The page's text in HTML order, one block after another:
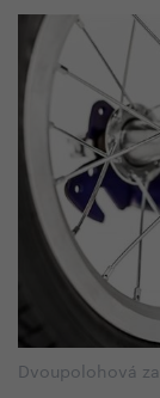
Dvoupolohová